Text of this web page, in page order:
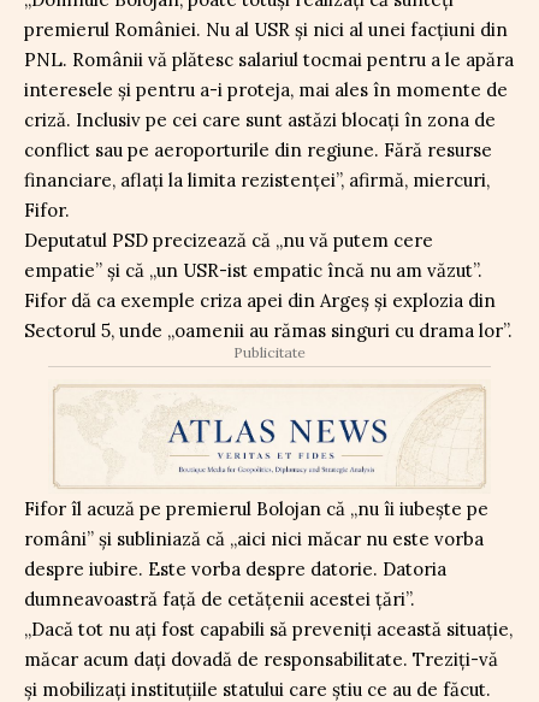
premierul României. Nu al USR și nici al unei facțiuni din
PNL. Românii vă plătesc salariul tocmai pentru a le apăra
interesele și pentru a-i proteja, mai ales în momente de
criză. Inclusiv pe cei care sunt astăzi blocați în zona de
conflict sau pe aeroporturile din regiune. Fără resurse
financiare, aflați la limita rezistenței”, afirmă, miercuri,
Fifor.
Deputatul PSD precizează că „nu vă putem cere
empatie” și că „un USR-ist empatic încă nu am văzut”.
Fifor dă ca exemple criza apei din Argeș și explozia din
Sectorul 5, unde „oamenii au rămas singuri cu drama lor”.
Publicitate
Fifor îl acuză pe premierul Bolojan că „nu îi iubește pe
români” și subliniază că „aici nici măcar nu este vorba
despre iubire. Este vorba despre datorie. Datoria
dumneavoastră față de cetățenii acestei țări”.
„Dacă tot nu ați fost capabili să preveniți această situație,
măcar acum dați dovadă de responsabilitate. Treziți-vă
și mobilizați instituțiile statului care știu ce au de făcut.